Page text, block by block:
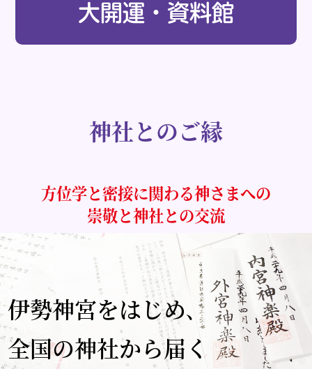
大開運・資料館
神社とのご縁
方位学と密接に関わる神さまへの
崇敬と神社との交流
伊勢神宮をはじめ､
全国の神社から届く